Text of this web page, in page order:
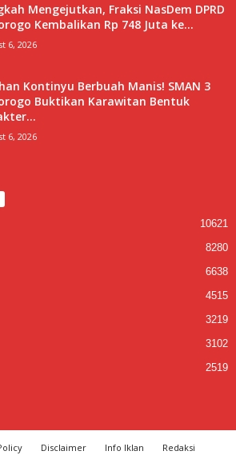
Mengejutkan, Fraksi NasDem DPRD
Kembalikan Rp 748 Juta ke...
6, 2026
Kontinyu Berbuah Manis! SMAN 3
Buktikan Karawitan Bentuk
6, 2026
10621
8280
6638
4515
3219
3102
2519
Disclaimer Info Iklan
Redaksi